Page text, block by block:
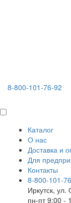
8-800-101-76-92
Каталог
О нас
Доставка и
Для
Контакты
8-800-101-
Иркутск, ул.
пн-пт 9:00 -